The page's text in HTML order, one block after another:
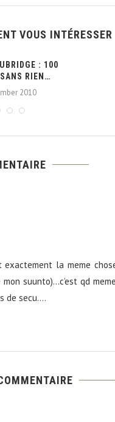
VOUS INTÉRESSER
: 100
RIEN…
2010
exactement la meme
suunto)…c’est qd
de secu….